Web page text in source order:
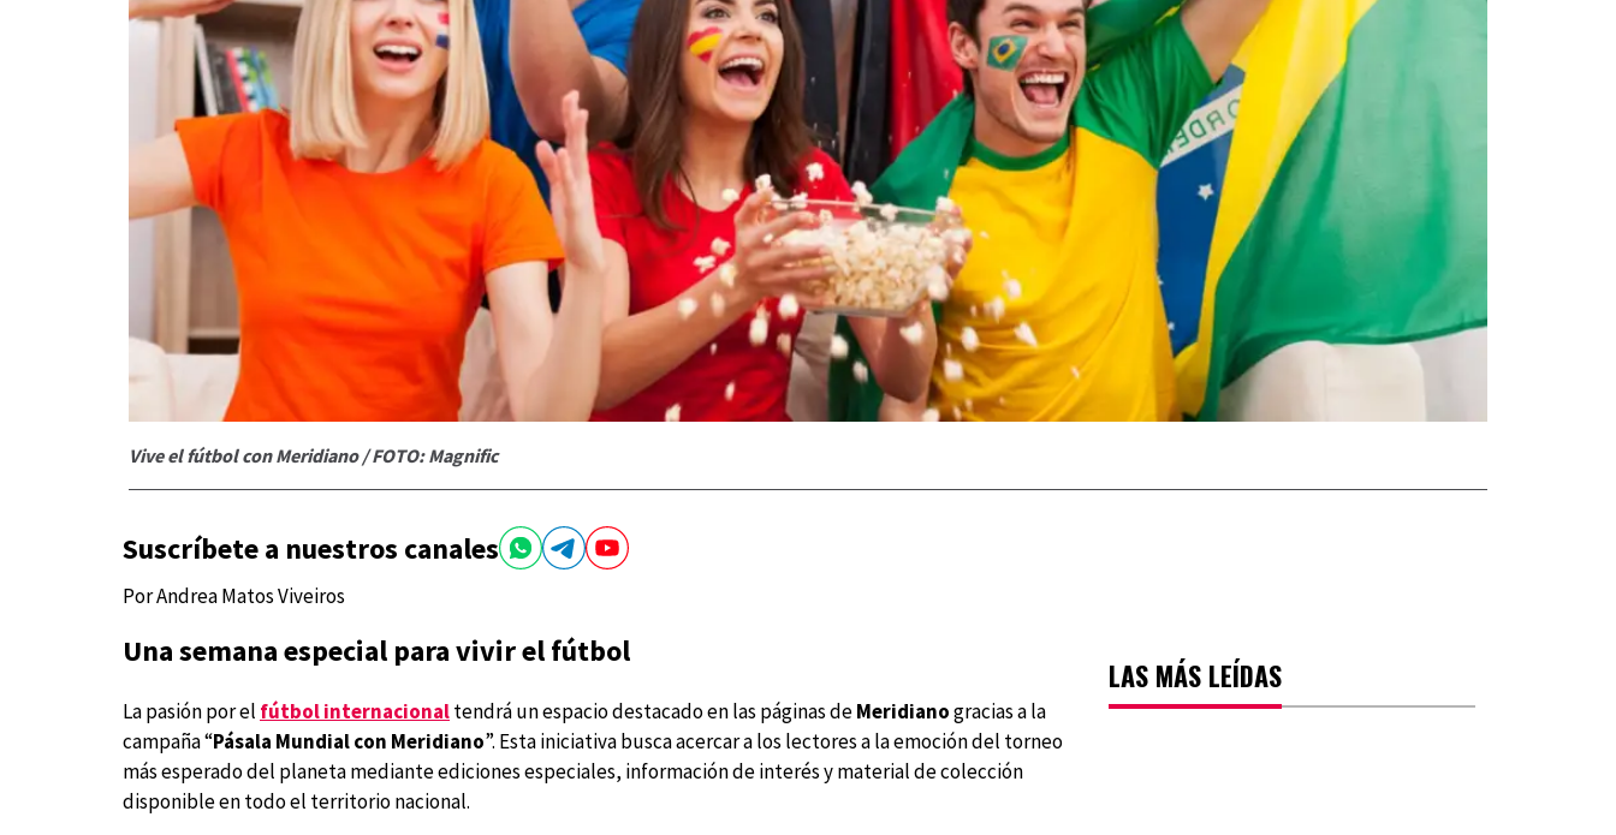
Vive el fútbol con Meridiano / FOTO: Magnific
Suscríbete a nuestros canales
Por Andrea Matos Viveiros
Una semana especial para vivir el fútbol
La pasión por el fútbol internacionaltendrá un espacio destacado en las páginas deMeridianogracias a la
campaña “Pásala Mundial con Meridiano”. Esta iniciativa busca acercar a los lectores a la emoción del torneo
más esperado del planeta mediante ediciones especiales, información de interés y material de colección
disponible en todo el territorio nacional.
LAS MÁS LEÍDAS